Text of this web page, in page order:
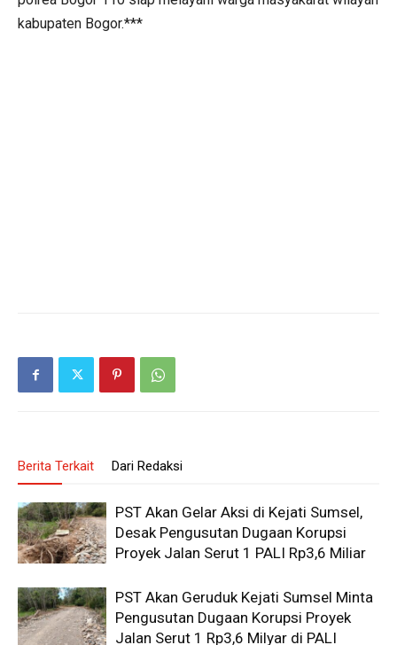
kabupaten Bogor.***
Berita Terkait Dari Redaksi
PST Akan Gelar Aksi di Kejati Sumsel,
Desak Pengusutan Dugaan Korupsi
Proyek Jalan Serut 1 PALI Rp3,6 Miliar
PST Akan Geruduk Kejati Sumsel Minta
Pengusutan Dugaan Korupsi Proyek
Jalan Serut 1 Rp3,6 Milyar di PALI